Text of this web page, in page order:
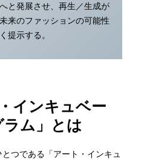
と発展させ、再生／生成が
来のファッションの可能性
提示する。
インキュベー
ム」とは
つである「アート・インキュ